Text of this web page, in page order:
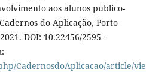
aos alunos público-
do Aplicação, Porto
DOI: 10.22456/2595-
CadernosdoAplicacao/article/